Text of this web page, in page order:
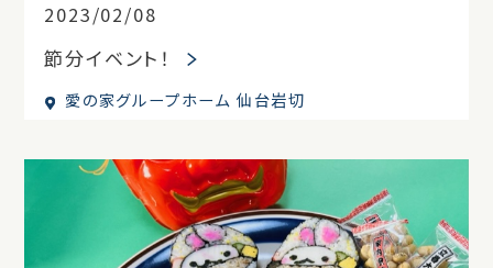
2023/02/08
節分イベント！
愛の家グループホーム 仙台岩切